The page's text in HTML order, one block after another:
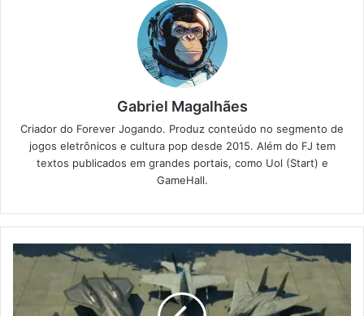
Gabriel Magalhães
Criador do Forever Jogando. Produz conteúdo no segmento de
jogos eletrônicos e cultura pop desde 2015. Além do FJ tem
textos publicados em grandes portais, como Uol (Start) e
GameHall.